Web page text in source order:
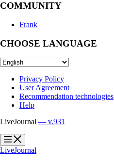
COMMUNITY
Frank
CHOOSE LANGUAGE
Privacy Policy
User Agreement
Recommendation technologies
Help
LiveJournal — v.931
?
?
LiveJournal